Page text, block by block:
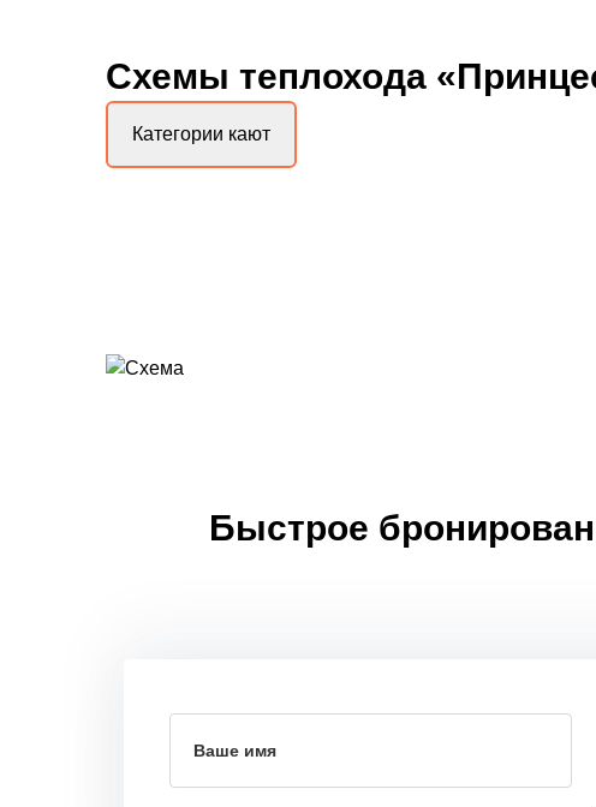
Схемы теплохода
Категории кают
Быстрое
Ваше имя